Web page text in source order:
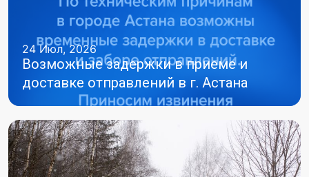
24 Июл, 2026
Возможные задержки в приеме и
доставке отправлений в г. Астана